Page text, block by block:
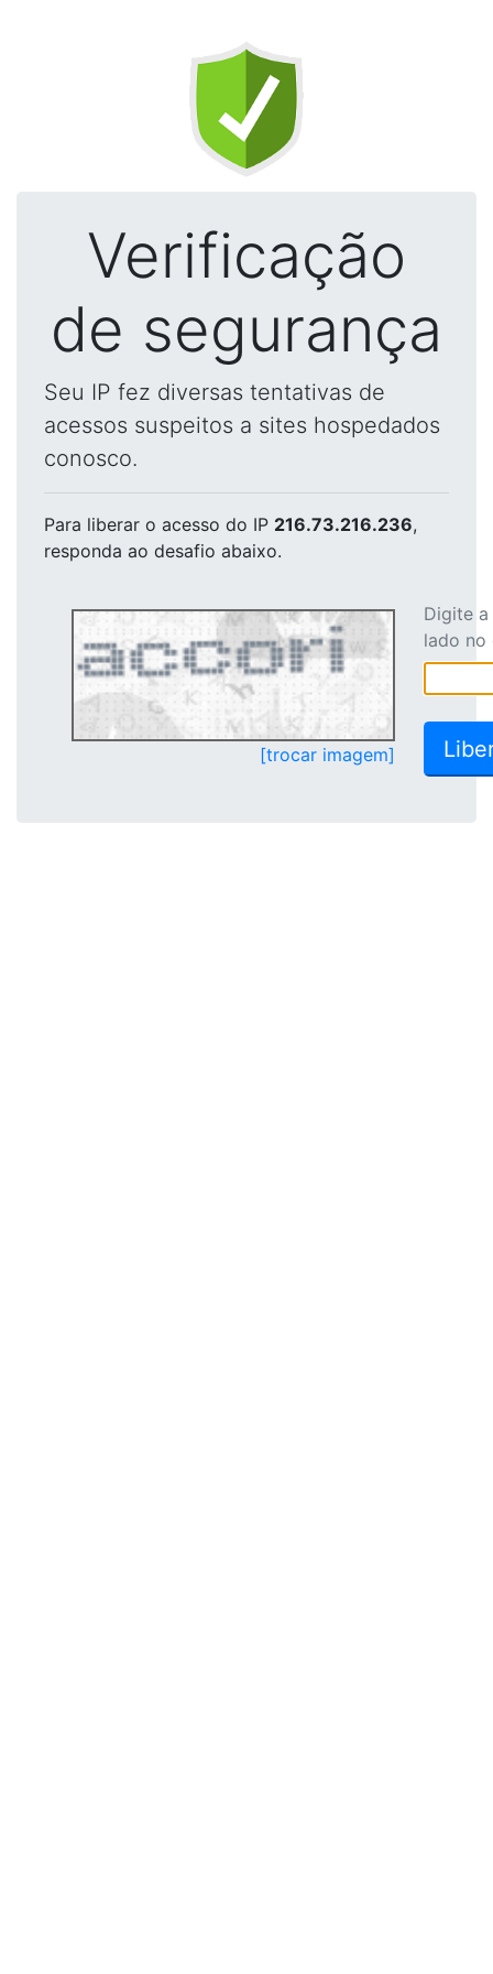
Verificação
de segurança
Seu IP fez diversas tentativas de
acessos suspeitos a sites hospedados
conosco.
Para liberar o acesso do IP 216.73.216.236,
responda ao desafio abaixo.
[trocar imagem]
Digite
lado no